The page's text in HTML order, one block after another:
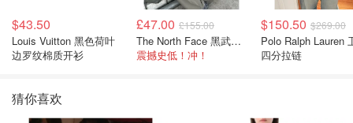
$43.50
Louis Vuitton 黑色荷叶
边罗纹棉质开衫
£47.00 £155.00
The North Face 黑武士冲锋衣
震撼史低！冲！
$150.50 $269.00
Polo Ralph Lauren 卫衣
四分拉链
猜你喜欢